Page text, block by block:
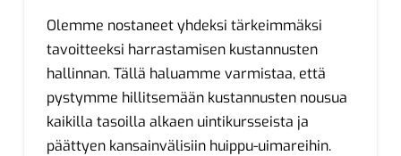
Olemme nostaneet yhdeksi tärkeimmäksi
tavoitteeksi harrastamisen kustannusten
hallinnan. Tällä haluamme varmistaa, että
pystymme hillitsemään kustannusten nousua
kaikilla tasoilla alkaen uintikursseista ja
päättyen kansainvälisiin huippu-uimareihin.